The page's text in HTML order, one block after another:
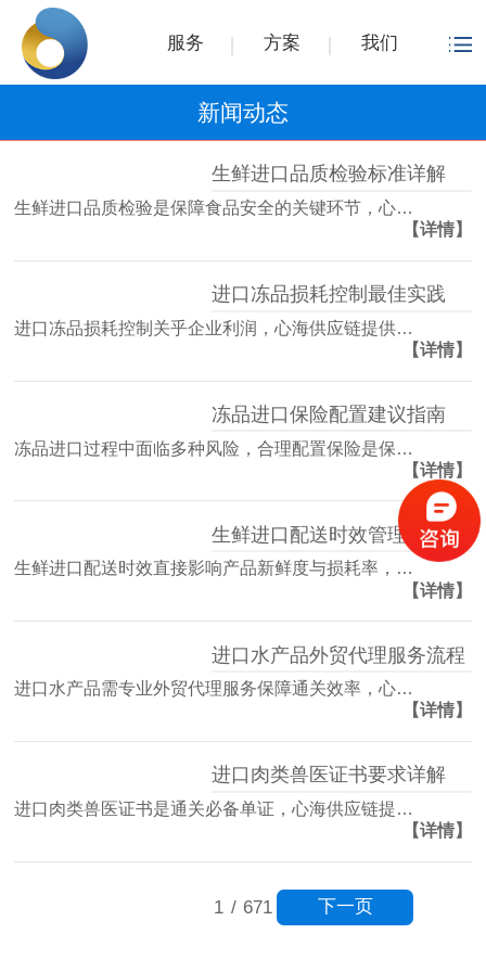
服务 方案 我们
新闻动态
生鲜进口品质检验标准详解
生鲜进口品质检验是保障食品安全的关键环节，心…
【详情】
进口冻品损耗控制最佳实践
进口冻品损耗控制关乎企业利润，心海供应链提供…
【详情】
冻品进口保险配置建议指南
冻品进口过程中面临多种风险，合理配置保险是保…
【详情】
生鲜进口配送时效管理方案
生鲜进口配送时效直接影响产品新鲜度与损耗率，…
【详情】
进口水产品外贸代理服务流程
进口水产品需专业外贸代理服务保障通关效率，心…
【详情】
进口肉类兽医证书要求详解
进口肉类兽医证书是通关必备单证，心海供应链提…
【详情】
1 / 671 下一页